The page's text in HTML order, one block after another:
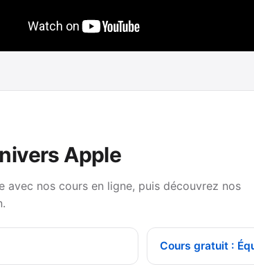
Apple
avec nos cours en ligne, puis découvrez nos
Cours gratuit :